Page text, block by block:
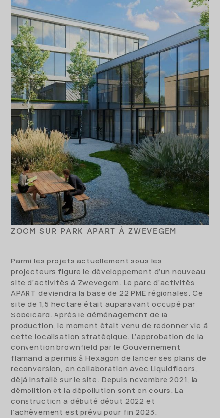
ZOOM SUR PARK APART À ZWEVEGEM
Parmi les projets actuellement sous les
projecteurs figure le développement d’un nouveau
site d’activités à Zwevegem. Le parc d’activités
APART deviendra la base de 22 PME régionales. Ce
site de 1,5 hectare était auparavant occupé par
Sobelcard. Après le déménagement de la
production, le moment était venu de redonner vie à
cette localisation stratégique. L’approbation de la
convention brownfield par le Gouvernement
flamand a permis à Hexagon de lancer ses plans de
reconversion, en collaboration avec Liquidfloors,
déjà installé sur le site. Depuis novembre 2021, la
démolition et la dépollution sont en cours. La
construction a débuté début 2022 et
l’achèvement est prévu pour fin 2023.